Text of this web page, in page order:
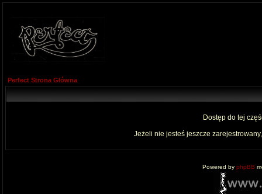
Perfect Strona Główna
Dostęp do tej
Jeżeli nie jesteś jeszcze
Powered by phpBB